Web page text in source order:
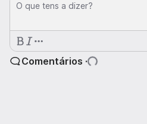
O que tens a dizer?
Comentários ·